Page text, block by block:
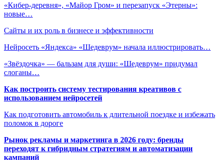
«Кибер-деревня», «Майор Гром» и перезапуск «Этерны»:
новые…
Сайты и их роль в бизнесе и эффективности
Нейросеть «Яндекса» «Шедеврум» начала иллюстрировать…
«Звёздочка» — бальзам для души: «Шедеврум» придумал
слоганы…
Как построить систему тестирования креативов с
использованием нейросетей
Как подготовить автомобиль к длительной поездке и избежать
поломок в дороге
Рынок рекламы и маркетинга в 2026 году: бренды
переходят к гибридным стратегиям и автоматизации
кампаний